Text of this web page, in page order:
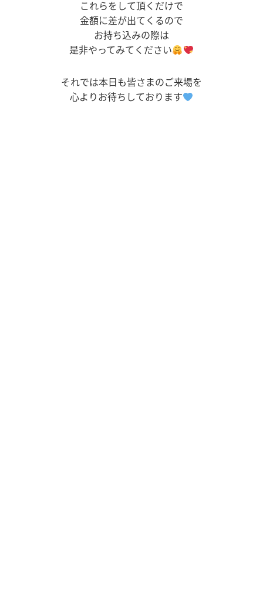
これらをして頂くだけで
金額に差が出てくるので
お持ち込みの際は
是非やってみてください
それでは本日も皆さまのご来場を
心よりお待ちしております